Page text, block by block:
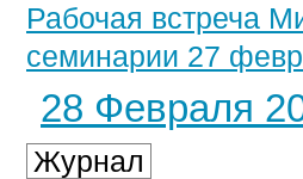
Рабочая встреча
семинарии 27
28 Февраля
Журнал